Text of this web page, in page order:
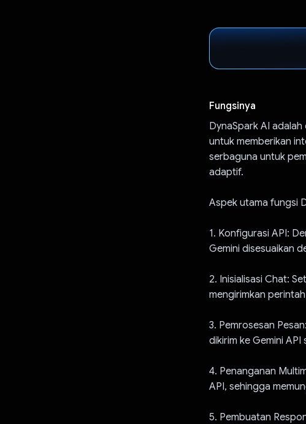
Fungsinya
DynaSpark AI
untuk memberikan
serbaguna untuk
adaptif.
Aspek utama fungsi
1. Konfigurasi API:
Gemini disesuaikan
2. Inisialisasi Chat:
mengirimkan
3. Pemrosesan
dikirim ke Gemini
4. Penanganan
API, sehingga
5. Pembuatan